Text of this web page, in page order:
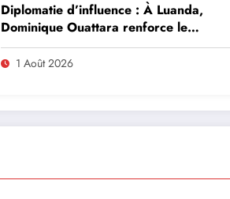
Diplomatie d’influence : À Luanda,
Dominique Ouattara renforce le
leadership solidaire de la Côte d’Ivoire
en Afrique
1 Août 2026